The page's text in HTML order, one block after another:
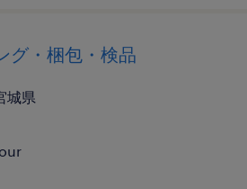
グ・梱包・検品
城県